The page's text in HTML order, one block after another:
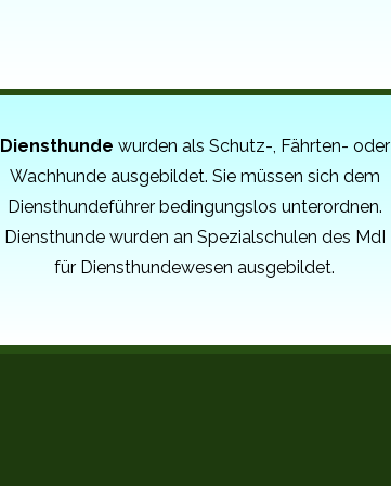
Diensthunde wurden als Schutz-, Fährten- oder
Wachhunde ausgebildet. Sie müssen sich dem
Diensthundeführer bedingungslos unterordnen.
Diensthunde wurden an Spezialschulen des MdI
für Diensthundewesen ausgebildet.